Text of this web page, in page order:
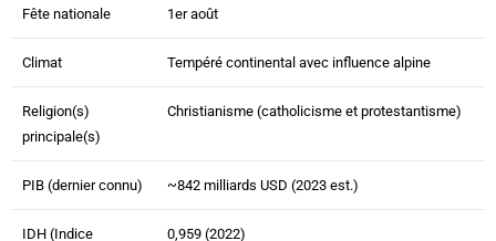
Fête nationale 1er août
Climat Tempéré continental avec influence alpine
Religion(s)
principale(s)
Christianisme (catholicisme et protestantisme)
PIB (dernier connu) ~842 milliards USD (2023 est.)
IDH (Indice
0,959 (2022)